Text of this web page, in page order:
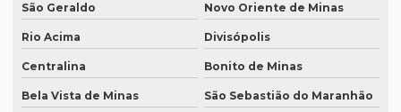
São Geraldo Novo Oriente de Minas
Rio Acima Divisópolis
Centralina Bonito de Minas
Bela Vista de Minas São Sebastião do Maranhão